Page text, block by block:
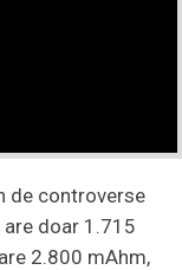
de controverse
doar 1.715
2.800 mAhm,